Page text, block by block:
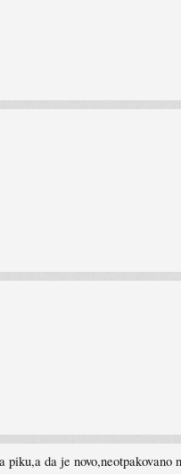
da je